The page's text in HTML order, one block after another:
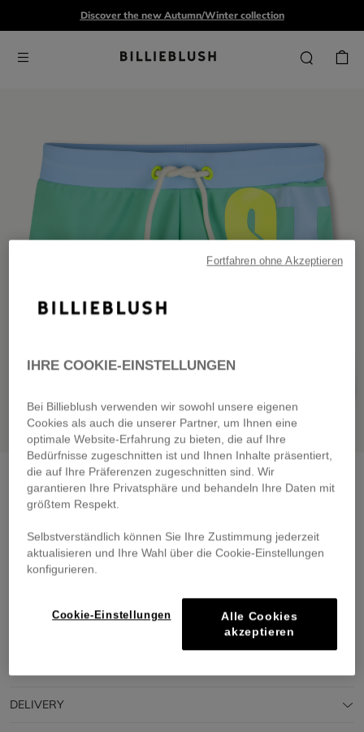
Discover the new Autumn/Winter collection
Boardshortsdiscord green
Pay in 4 interest-free instalments
🔒 Secure payment & easy returns
DELIVERY
IHRE COOKIE-EINSTELLUNGEN
Bei Billieblush verwenden wir sowohl unsere eigenen
Cookies als auch die unserer Partner, um Ihnen eine
optimale Website-Erfahrung zu bieten, die auf Ihre
Bedürfnisse zugeschnitten ist und Ihnen Inhalte präsentiert,
die auf Ihre Präferenzen zugeschnitten sind. Wir
garantieren Ihre Privatsphäre und behandeln Ihre Daten mit
größtem Respekt.
Selbstverständlich können Sie Ihre Zustimmung jederzeit
aktualisieren und Ihre Wahl über die Cookie-Einstellungen
konfigurieren.
Cookie-Einstellungen
Alle Cookies
akzeptieren
Fortfahren ohne Akzeptieren